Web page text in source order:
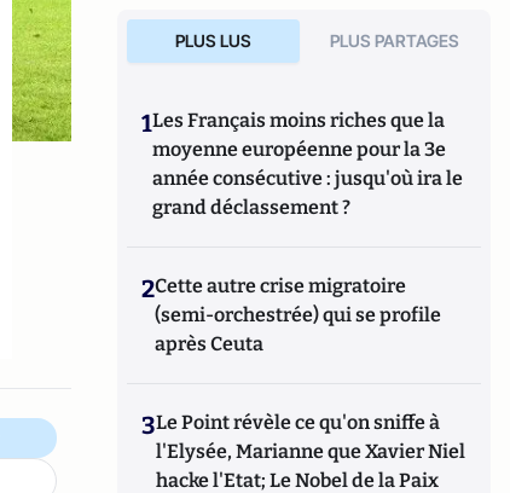
PLUS LUS PLUS PARTAGES
1Les Français moins riches que la
moyenne européenne pour la 3e
année consécutive : jusqu'où ira le
grand déclassement ?
2Cette autre crise migratoire
(semi-orchestrée) qui se profile
après Ceuta
3Le Point révèle ce qu'on sniffe à
l'Elysée, Marianne que Xavier Niel
hacke l'Etat; Le Nobel de la Paix